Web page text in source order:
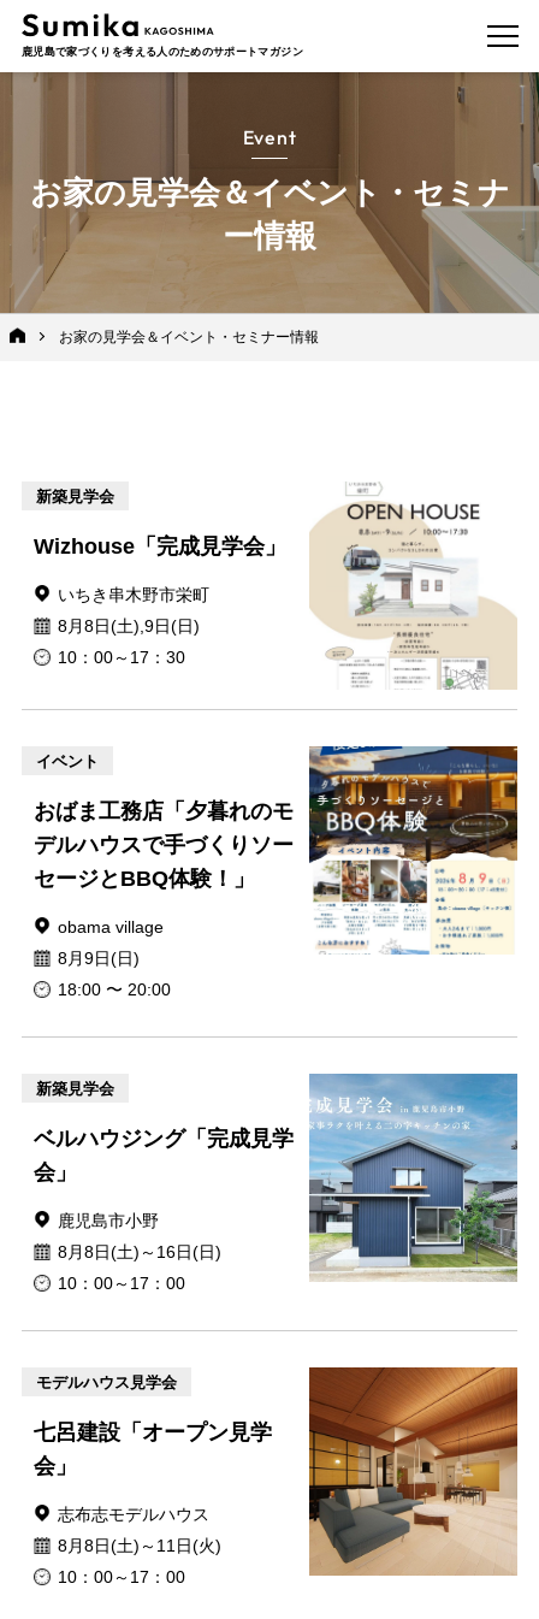
鹿児島で家づくりを考える人のためのサポートマガジン
Event
お家の見学会＆イベント・セミナ
ー情報
お家の見学会＆イベント・セミナー情報
新築見学会
Wizhouse「完成見学会」
いちき串木野市栄町
8月8日(土),9日(日)
10：00～17：30
イベント
おばま工務店「夕暮れのモ
デルハウスで手づくりソー
セージとBBQ体験！」
obama village
8月9日(日)
18:00 〜 20:00
新築見学会
ベルハウジング「完成見学
会」
鹿児島市小野
8月8日(土)～16日(日)
10：00～17：00
モデルハウス見学会
七呂建設「オープン見学
会」
志布志モデルハウス
8月8日(土)～11日(火)
10：00～17：00